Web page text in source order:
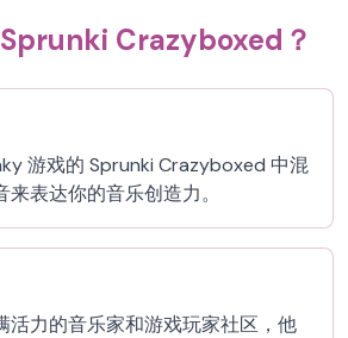
Crazyboxed？
游戏的 Sprunki Crazyboxed 中混
表达你的音乐创造力。
活力的音乐家和游戏玩家社区，他